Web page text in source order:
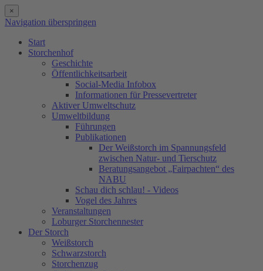
×
Navigation überspringen
Start
Storchenhof
Geschichte
Öffentlichkeitsarbeit
Social-Media Infobox
Informationen für Pressevertreter
Aktiver Umweltschutz
Umweltbildung
Führungen
Publikationen
Der Weißstorch im Spannungsfeld
zwischen Natur- und Tierschutz
Beratungsangebot „Fairpachten“ des
NABU
Schau dich schlau! - Videos
Vogel des Jahres
Veranstaltungen
Loburger Storchennester
Der Storch
Weißstorch
Schwarzstorch
Storchenzug